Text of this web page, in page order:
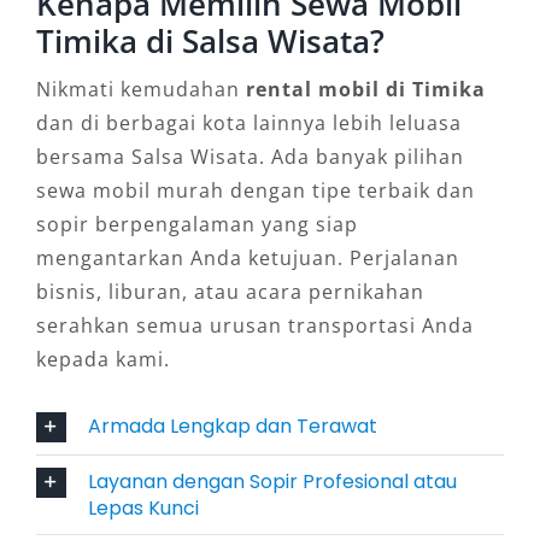
dapat menyesuaikan kebutuhan
transportasinya dengan lebih fleksibel.
4. Isuzu Elf Long 19 Seat
Bagi Anda yang bepergian bersama rombongan
besar, Isuzu Elf Long 19 seat adalah solusi
ideal. Dengan kapasitas hingga 19 penumpang,
kendaraan ini sangat cocok untuk tour, ziarah,
gathering, atau perjalanan kelompok. Salsa
Wisata selalu memastikan setiap unit Elf dalam
kondisi prima, bersih, dan siap jalan,
menjadikannya pilihan favorit untuk perjalanan
jarak jauh maupun keliling kota Timika.
5. Toyota Avanza
Timika di Salsa Wisata?
Nikmati kemudahan rental mobil di Timika
dan di berbagai kota lainnya lebih leluasa
bersama Salsa Wisata. Ada banyak pilihan
sewa mobil murah dengan tipe terbaik dan
sopir berpengalaman yang siap
mengantarkan Anda ketujuan. Perjalanan
bisnis, liburan, atau acara pernikahan
serahkan semua urusan transportasi Anda
kepada kami.
Armada Lengkap dan Terawat
Layanan dengan Sopir Profesional atau
Lepas Kunci